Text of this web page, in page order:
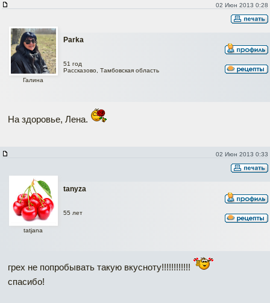
02 Июн 2013 0:28
Parka
Галина
51 год
Рассказово, Тамбовская область
На здоровье, Лена.
02 Июн 2013 0:33
tanyza
tatjana
55 лет
грех не попробывать такую вкусноту!!!!!!!!!!!!
спасибо!